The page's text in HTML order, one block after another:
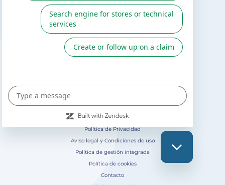
SÍGUENOS EN
Política de Privacidad
Aviso legal y Condiciones de uso
Política de gestión integrada
Política de cookies
Contacto